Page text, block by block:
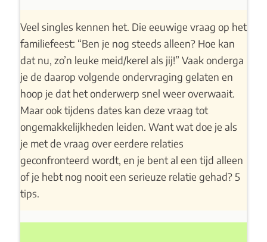
Veel singles kennen het. Die eeuwige vraag op het
familiefeest: “Ben je nog steeds alleen? Hoe kan
dat nu, zo’n leuke meid/kerel als jij!” Vaak onderga
je de daarop volgende ondervraging gelaten en
hoop je dat het onderwerp snel weer overwaait.
Maar ook tijdens dates kan deze vraag tot
ongemakkelijkheden leiden. Want wat doe je als
je met de vraag over eerdere relaties
geconfronteerd wordt, en je bent al een tijd alleen
of je hebt nog nooit een serieuze relatie gehad? 5
tips.